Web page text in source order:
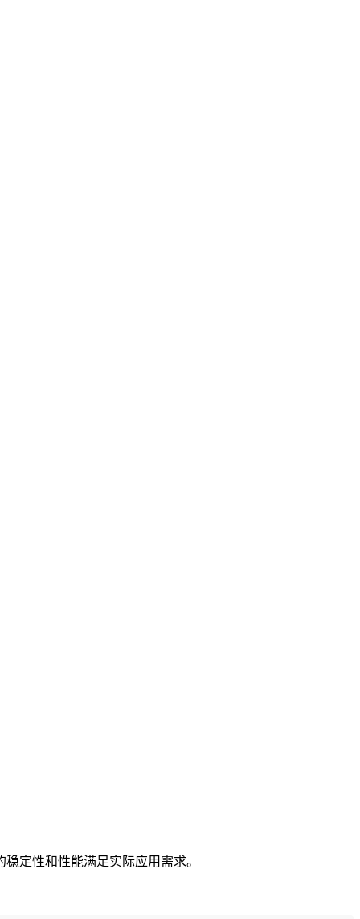
定性和性能满足实际应用需求。